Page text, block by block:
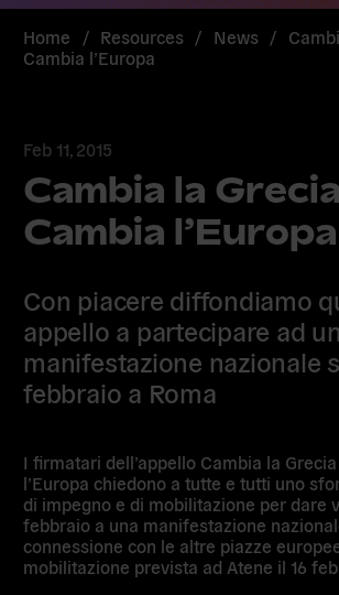
Home / Resources / News /
Cambia l’Europa
Feb 11, 2015
Cambia la Grecia
Cambia l’Europa
Con piacere diffondiamo
appello a partecipare ad
manifestazione nazionale
febbraio a Roma
I firmatari dell’appello Cambia la
l’Europa chiedono a tutte e tutti uno
di impegno e di mobilitazione per dare
febbraio a una manifestazione
connessione con le altre piazze
mobilitazione prevista ad Atene il 16